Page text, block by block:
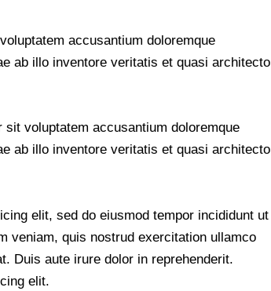
accusantium doloremque
ab illo inventore veritatis et quasi architecto
voluptatem accusantium doloremque
ab illo inventore veritatis et quasi architecto
elit, sed do eiusmod tempor incididunt ut
veniam, quis nostrud exercitation ullamco
Duis aute irure dolor in reprehenderit.
elit.